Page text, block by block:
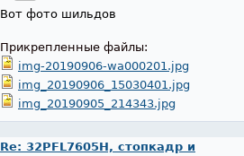
Вот фото шильдов
Прикрепленные файлы:
img-20190906-wa000201.jpg
img_20190906_15030401.jpg
img_20190905_214343.jpg
Re: 32PFL7605H, стопкадр и